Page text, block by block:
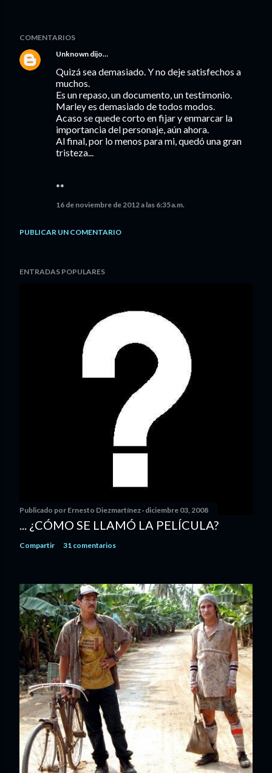
COMENTARIOS
Unknown dijo…
Quizá sea demasiado. Y no deje satisfechos a
muchos.
Es un repaso, un documento, un testimonio.
Marley es demasiado de todos modos.
Acaso se quede corto en fijar y enmarcar la
importancia del personaje, aún ahora.
Al final, por lo menos para mi, quedó una gran
tristeza...
**
16 de noviembre de 2012 a las 6:35 a.m.
PUBLICAR UN COMENTARIO
ENTRADAS POPULARES
Publicado por Ernesto Diezmartínez diciembre 03, 2008
... ¿CÓMO SE LLAMÓ LA PELÍCULA?
Compartir 31 comentarios